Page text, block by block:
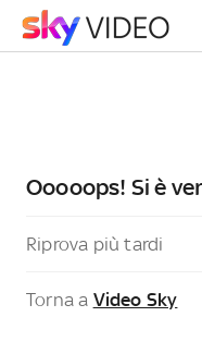
Ooooops! Si è
Riprova più tardi
Torna a Video Sky